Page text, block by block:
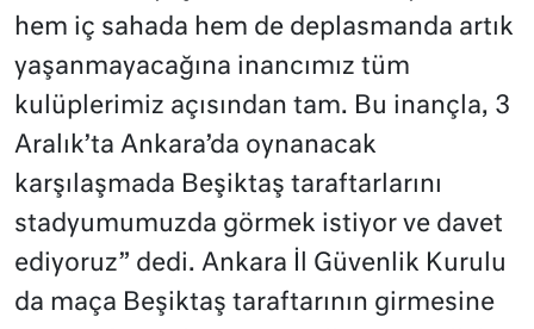
hem iç sahada hem de deplasmanda artık
yaşanmayacağına inancımız tüm
kulüplerimiz açısından tam. Bu inançla, 3
Aralık’ta Ankara’da oynanacak
karşılaşmada Beşiktaş taraftarlarını
stadyumumuzda görmek istiyor ve davet
ediyoruz” dedi. Ankara İl Güvenlik Kurulu
da maça Beşiktaş taraftarının girmesine